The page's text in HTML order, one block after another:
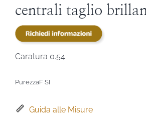
centrali taglio
Caratura 0.54
PurezzaF SI
Guida alle Misure